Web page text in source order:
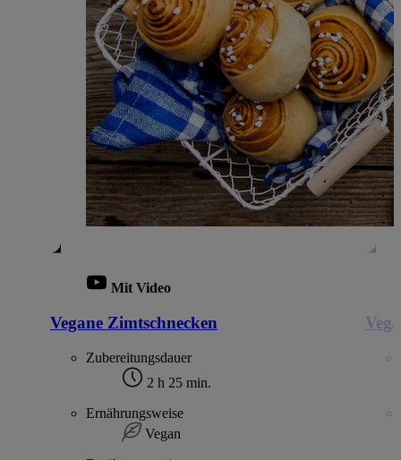
Mit Video
Vegane Zimtschnecken
Zubereitungsdauer
2 h 25 min.
Ernährungsweise
Vegan